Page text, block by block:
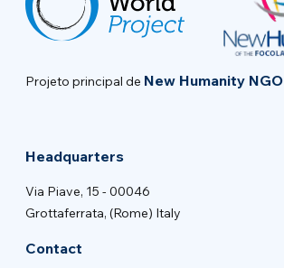
Projeto principal de New Humanity NGO
Headquarters
Via Piave, 15 - 00046
Grottaferrata, (Rome) Italy
Contact